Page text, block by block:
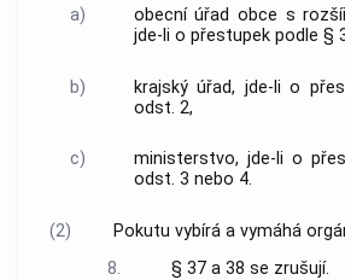
a)
obecní úřad obce s
jde-li o přestupek podle §
b)
krajský úřad, jde-li o
odst. 2,
c)
ministerstvo, jde-li o
odst. 3 nebo 4.
(2)
Pokutu vybírá a vymáhá
8.
§ 37 a 38 se zrušují.